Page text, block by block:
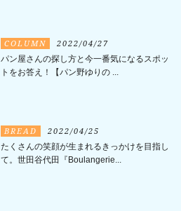
COLUMN 2022/04/27
パン屋さんの探し方と今一番気になるスポッ
トをお答え！【パン野ゆりの ...
BREAD 2022/04/25
たくさんの笑顔が生まれるきっかけを目指し
て。世田谷代田『Boulangerie...